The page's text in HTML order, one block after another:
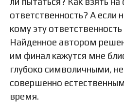
ответственность? А если
кому эту
Найденное автором
им финал кажутся мне
глубоко символичными,
совершенно
время.